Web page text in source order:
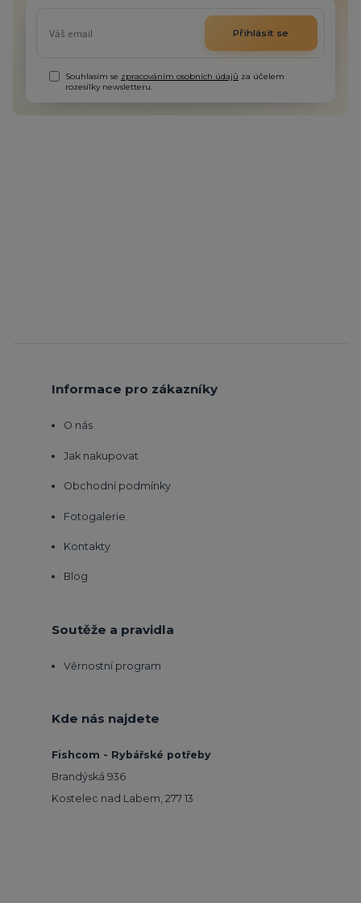
Přihlásit se
Souhlasím se zpracováním osobních údajů za účelem
rozesílky newsletteru.
Informace pro zákazníky
O nás
Jak nakupovat
Obchodní podmínky
Fotogalerie
Kontakty
Blog
Soutěže a pravidla
Věrnostní program
Kde nás najdete
Fishcom - Rybářské potřeby
Brandýská 936
Kostelec nad Labem, 277 13